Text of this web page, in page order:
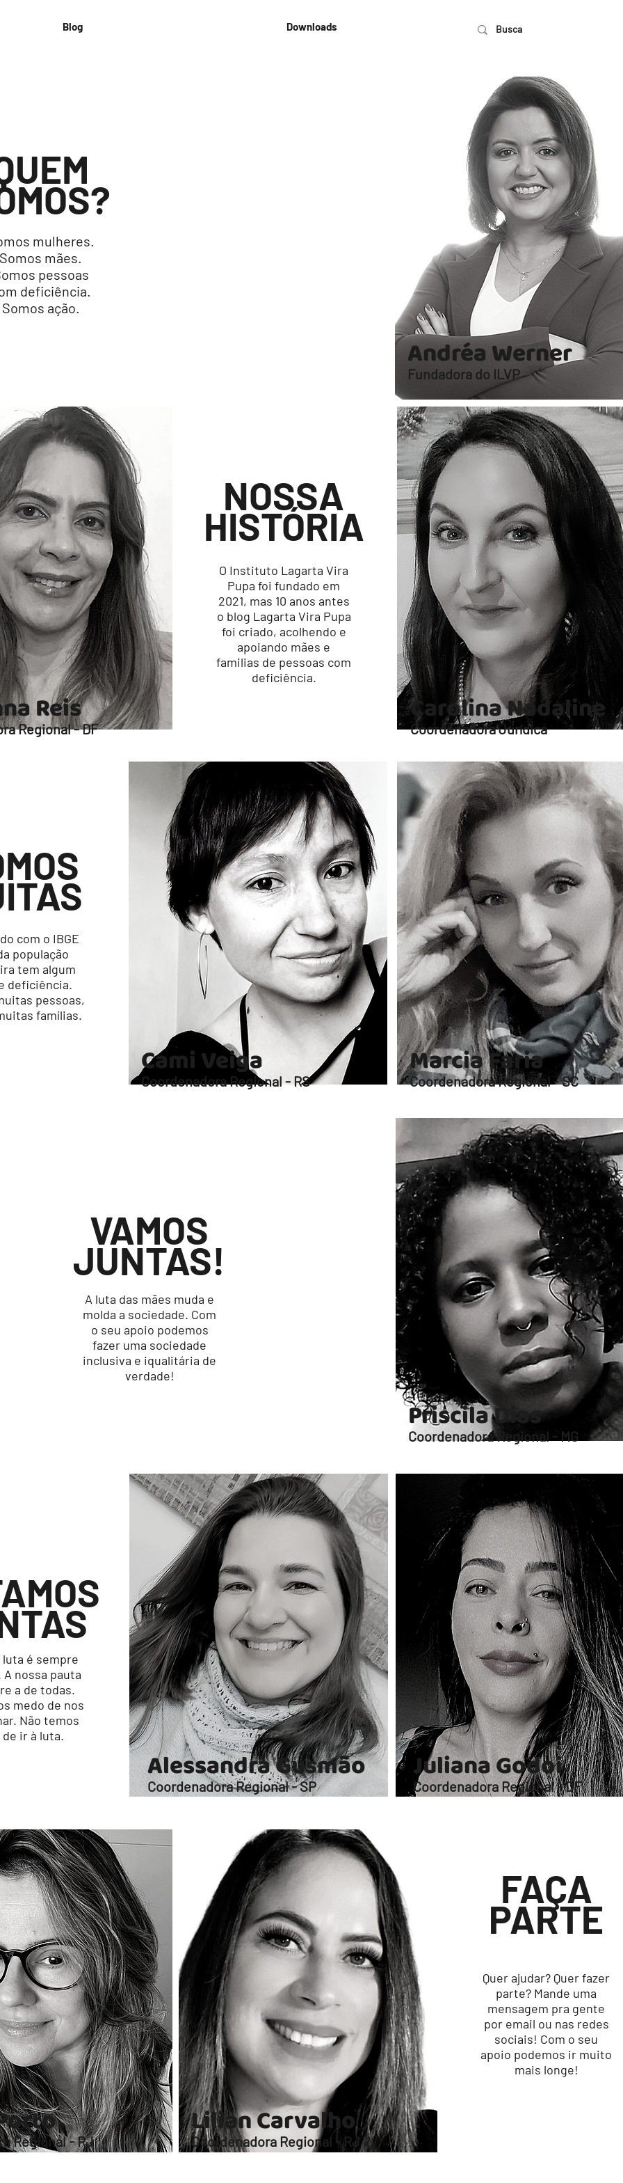
Blog Downloads
mulheres.
Somos mães.
pessoas
deficiência.
Somos ação.
Andréa Werner
Fundadora do ILVP
NOSSA
HISTÓRIA
O Instituto Lagarta Vira
Pupa foi fundado em
2021, mas 10 anos antes
o blog Lagarta Vira Pupa
foi criado, acolhendo e
apoiando mães e
familias de pessoas com
deficiência.
com o IBGE
população
tem algum
deficiência.
pessoas,
famílias.
Reis
Regional - DF
Carolina Nadaline
Coordenadora Jurídica
Cami Veiga
Coordenadora Regional - RS
luta é sempre
nossa pauta
a de todas.
medo de nos
Não temos
ir à luta.
Marcia Faria
Coordenadora Regional - SC
VAMOS
JUNTAS!
A luta das mães muda e
molda a sociedade. Com
o seu apoio podemos
fazer uma sociedade
inclusiva e iqualitária de
verdade!
Priscila Dias
Coordenadora Regional - MG
FAÇA
PARTE
Quer ajudar? Quer fazer
parte? Mande uma
mensagem pra gente
por email ou nas redes
sociais! Com o seu
apoio podemos ir muito
mais longe!
Alessandra Gusmão
Coordenadora Regional - SP
Juliana Godoi
Coordenadora Regional - DF
Regional - RJ
Lilian Carvalho
Coordenadora Regional - RJ